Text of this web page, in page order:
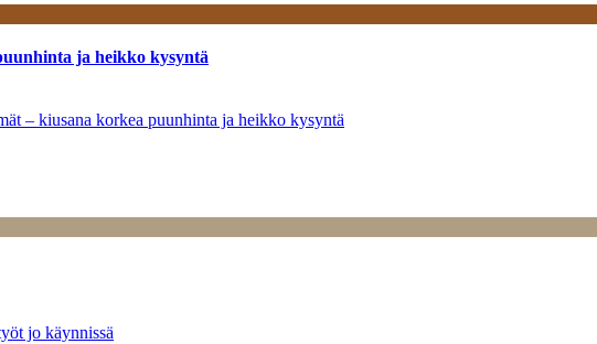
ja heikko kysyntä
– kiusana korkea puunhinta ja heikko kysyntä
jo käynnissä